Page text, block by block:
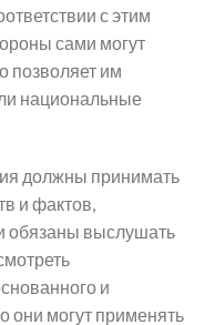
с этим
сами могут
позволяет им
национальные
должны принимать
и фактов,
обязаны выслушать
и
они могут применять